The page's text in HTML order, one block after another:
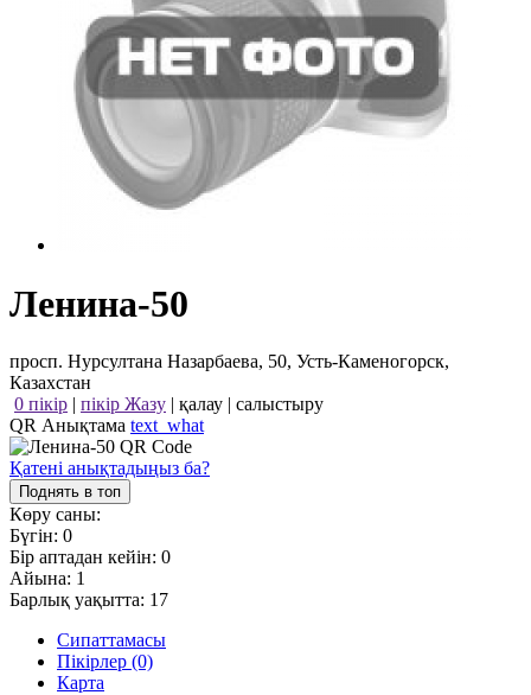
Ленина-50
просп. Нурсултана Назарбаева, 50, Усть-Каменогорск,
Казахстан
0 пікір | пікір Жазу | қалау | салыстыру
QR Анықтама text_what
Қатені анықтадыңыз ба?
Поднять в топ
Көру саны:
Бүгін: 0
Бір аптадан кейін: 0
Айына: 1
Барлық уақытта: 17
Сипаттамасы
Пікірлер (0)
Карта